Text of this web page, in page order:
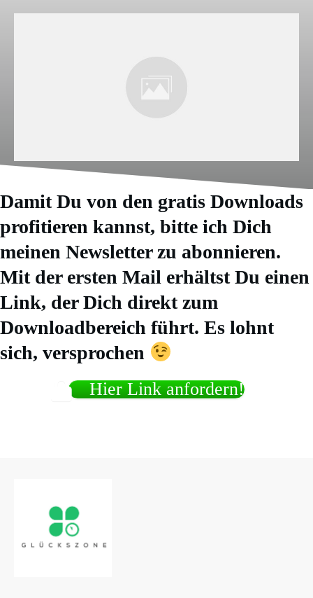
Damit Du von den gratis Downloads
profitieren kannst, bitte ich Dich
meinen Newsletter zu abonnieren.
Mit der ersten Mail erhältst Du einen
Link, der Dich direkt zum
Downloadbereich führt. Es lohnt
sich, versprochen
Hier Link anfordern!